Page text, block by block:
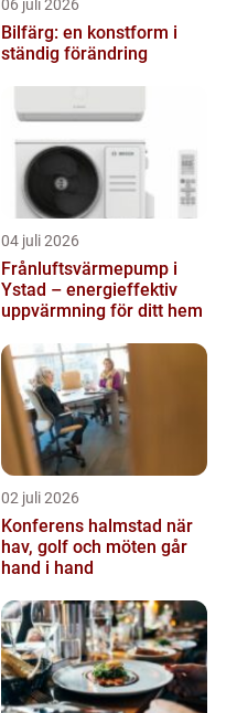
06 juli 2026
Bilfärg: en konstform i
ständig förändring
04 juli 2026
Frånluftsvärmepump i
Ystad – energieffektiv
uppvärmning för ditt hem
02 juli 2026
Konferens halmstad när
hav, golf och möten går
hand i hand